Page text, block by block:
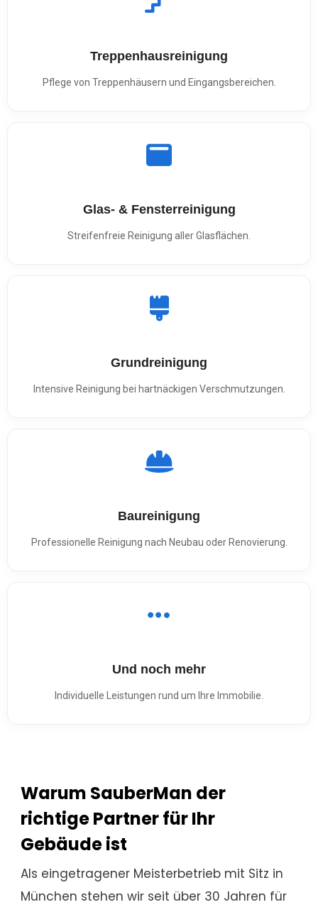
Treppenhausreinigung
Pflege von Treppenhäusern und Eingangsbereichen.
Glas- & Fensterreinigung
Streifenfreie Reinigung aller Glasflächen.
Grundreinigung
Intensive Reinigung bei hartnäckigen Verschmutzungen.
Baureinigung
Professionelle Reinigung nach Neubau oder Renovierung.
Und noch mehr
Individuelle Leistungen rund um Ihre Immobilie.
Warum SauberMan der
richtige Partner für Ihr
Gebäude ist
Als eingetragener Meisterbetrieb mit Sitz in
München stehen wir seit über 30 Jahren für